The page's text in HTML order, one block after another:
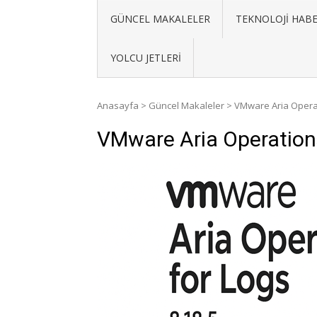
GÜNCEL MAKALELER TEKNOLOJI
YOLCU JETLERI
Anasayfa > Güncel Makaleler > VMware Aria
VMware Aria